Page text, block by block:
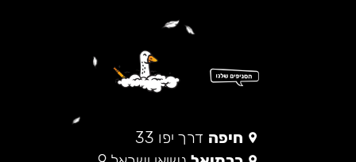
חיפה דרך יפו 33